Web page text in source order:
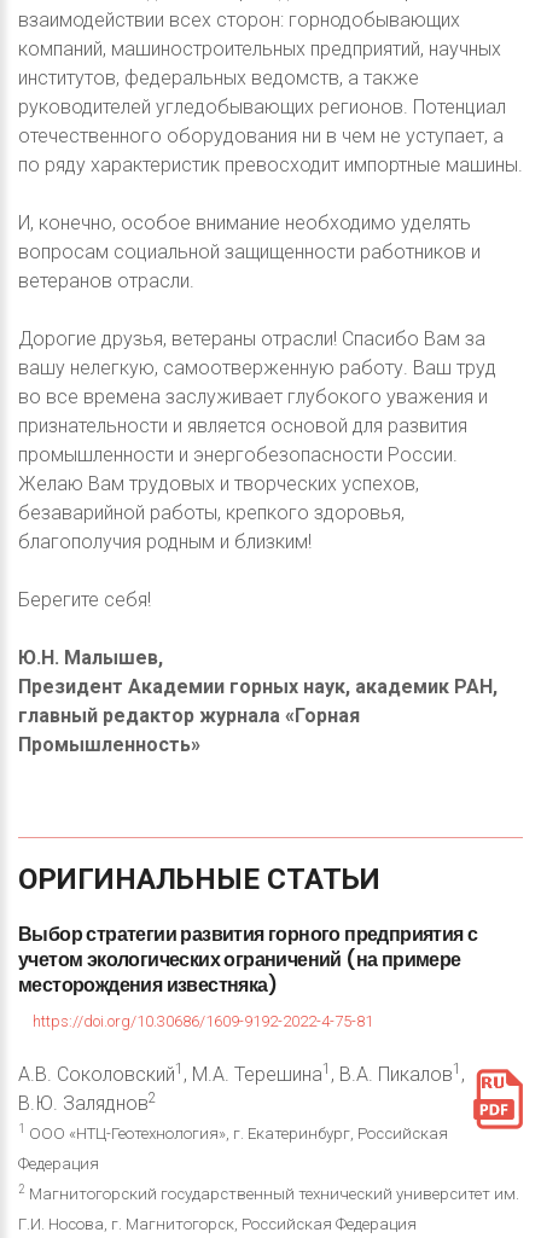
взаимодействии всех сторон: горнодобывающих
компаний, машиностроительных предприятий, научных
институтов, федеральных ведомств, а также
руководителей угледобывающих регионов. Потенциал
отечественного оборудования ни в чем не уступает, а
по ряду характеристик превосходит импортные машины.
И, конечно, особое внимание необходимо уделять
вопросам социальной защищенности работников и
ветеранов отрасли.
Дорогие друзья, ветераны отрасли! Спасибо Вам за
вашу нелегкую, самоотверженную работу. Ваш труд
во все времена заслуживает глубокого уважения и
признательности и является основой для развития
промышленности и энергобезопасности России.
Желаю Вам трудовых и творческих успехов,
безаварийной работы, крепкого здоровья,
благополучия родным и близким!
Берегите себя!
Ю.Н. Малышев,
Президент Академии горных наук, академик РАН,
главный редактор журнала «Горная
Промышленность»
ОРИГИНАЛЬНЫЕ СТАТЬИ
Выборстратегииразвитиягорногопредприятияс
учетомэкологическихограничений (напримере
месторождения известняка)
https://doi.org/10.30686/1609-9192-2022-4-75-81
А.В. Соколовский1 , М.А. Терешина1 , В.А. Пикалов1 ,
В.Ю. Заляднов2
1
ООО «НТЦ-Геотехнология», г. Екатеринбург, Российская
Федерация
2 Магнитогорский государственный технический университет им.
Г.И. Носова, г. Магнитогорск, Российская Федерация